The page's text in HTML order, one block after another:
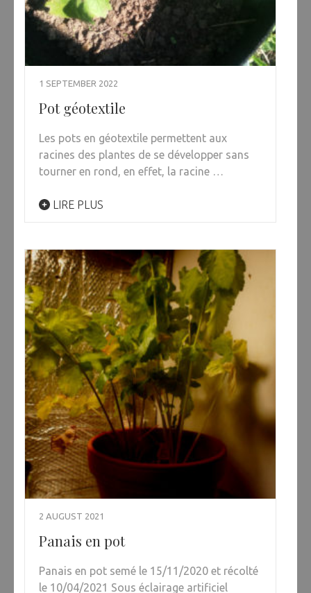
1 SEPTEMBER 2022
Pot géotextile
Les pots en géotextile permettent aux
racines des plantes de se développer sans
tourner en rond, en effet, la racine …
LIRE PLUS
2 AUGUST 2021
Panais en pot
Panais en pot semé le 15/11/2020 et récolté
le 10/04/2021 Sous éclairage artificiel